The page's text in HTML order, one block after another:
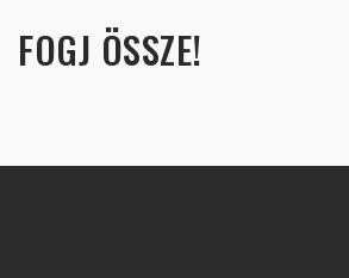
FOGJ ÖSSZE!